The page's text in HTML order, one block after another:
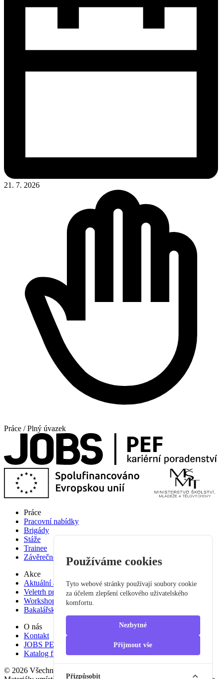
21. 7. 2026
Práce / Plný úvazek
Práce
Pracovní nabídky
Brigády
Stáže
Trainee
Závěrečné práce
Akce
Aktuální akce
Veletrh pracovních příležitostí
Workshop studium pro praxi
Bakalářská praxe
O nás
Kontakt
JOBS PEF
Katalog firem
© 2026 Všechna práva vyhrazena
Používáme cookies
Tyto webové stránky používají soubory cookie
za účelem zlepšení celkového uživatelského
komfortu.
Nezbytné
Přijmout vše
Přizpůsobit